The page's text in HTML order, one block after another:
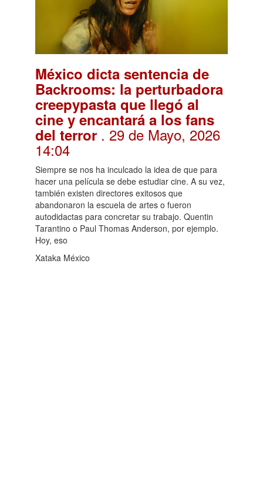
México dicta sentencia de
Backrooms: la perturbadora
creepypasta que llegó al
cine y encantará a los fans
del terror . 29 de Mayo, 2026
14:04
Siempre se nos ha inculcado la idea de que para
hacer una película se debe estudiar cine. A su vez,
también existen directores exitosos que
abandonaron la escuela de artes o fueron
autodidactas para concretar su trabajo. Quentin
Tarantino o Paul Thomas Anderson, por ejemplo.
Hoy, eso
Xataka México